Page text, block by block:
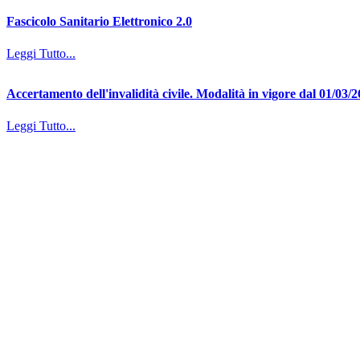
Fascicolo Sanitario Elettronico 2.0
Leggi Tutto...
Accertamento dell'invalidità civile. Modalità in vigore dal 01/03/
Leggi Tutto...